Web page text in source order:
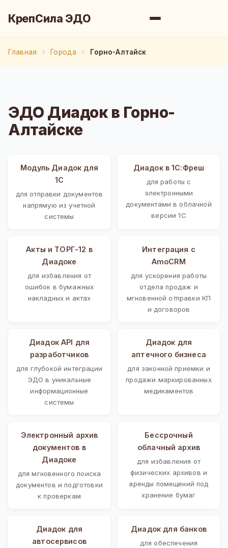
КрепСила ЭДО
Главная Города Горно-Алтайск
ЭДО Диадок в Горно-
Алтайске
Модуль Диадок для
1С
для отправки документов
напрямую из учетной
системы
Диадок в 1С:Фреш
для работы с
электронными
документами в облачной
версии 1С
Акты и ТОРГ-12 в
Диадоке
для избавления от
ошибок в бумажных
накладных и актах
Интеграция с
AmoCRM
для ускорения работы
отдела продаж и
мгновенной отправки КП
и договоров
Диадок API для
разработчиков
для глубокой интеграции
ЭДО в уникальные
информационные
системы
Диадок для
аптечного бизнеса
для законной приемки и
продажи маркированных
медикаментов
Электронный архив
документов в
Диадоке
для мгновенного поиска
документов и подготовки
к проверкам
Бессрочный
облачный архив
для избавления от
физических архивов и
аренды помещений под
хранение бумаг
Диадок для
автосервисов
Диадок для банков
для обеспечения